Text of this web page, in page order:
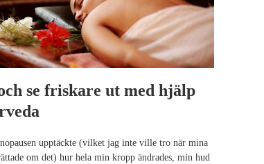
se friskare ut med hjälp
upptäckte (vilket jag inte ville tro när mina
om det) hur hela min kropp ändrades, min hud